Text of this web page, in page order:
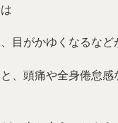
目がかゆくなるなど
、頭痛や全身倦怠